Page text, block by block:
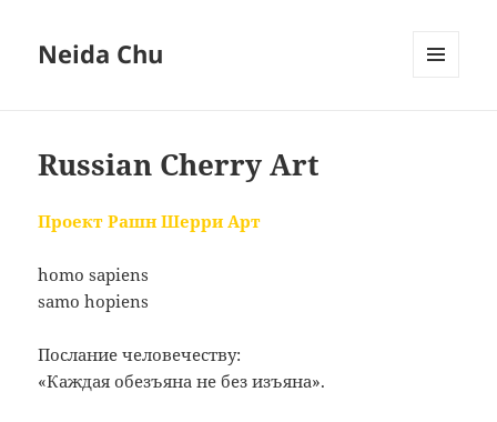
Neida Chu
Russian Cherry Art
Проект Рашн Шерри Арт
homo sapiens
samo hopiens
Послание человечеству:
«Каждая обезъяна не без изъяна».